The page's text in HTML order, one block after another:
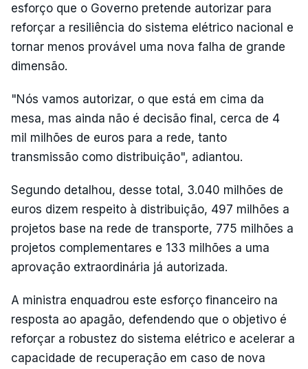
esforço que o Governo pretende autorizar para
reforçar a resiliência do sistema elétrico nacional e
tornar menos provável uma nova falha de grande
dimensão.
"Nós vamos autorizar, o que está em cima da
mesa, mas ainda não é decisão final, cerca de 4
mil milhões de euros para a rede, tanto
transmissão como distribuição", adiantou.
Segundo detalhou, desse total, 3.040 milhões de
euros dizem respeito à distribuição, 497 milhões a
projetos base na rede de transporte, 775 milhões a
projetos complementares e 133 milhões a uma
aprovação extraordinária já autorizada.
A ministra enquadrou este esforço financeiro na
resposta ao apagão, defendendo que o objetivo é
reforçar a robustez do sistema elétrico e acelerar a
capacidade de recuperação em caso de nova